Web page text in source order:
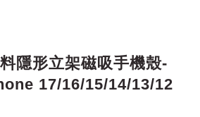
隱形立架磁吸手機殼-
17/16/15/14/13/12